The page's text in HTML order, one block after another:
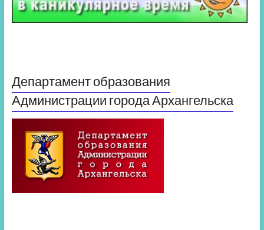
Департамент образования
Администрации города Архангельска